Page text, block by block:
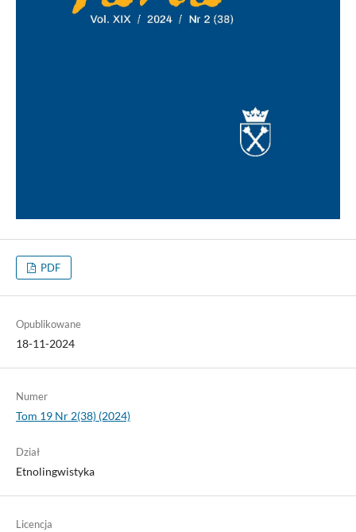
PDF
Opublikowane
18-11-2024
Numer
Tom 19 Nr 2(38) (2024)
Dział
Etnolingwistyka
Licencja